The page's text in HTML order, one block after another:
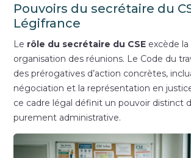
Pouvoirs du secrétaire du
Légifrance
Le rôle du secrétaire du CSE excède
organisation des réunions. Le Code du
des prérogatives d’action concrètes,
négociation et la représentation en
ce cadre légal définit un pouvoir distinct
purement administrative.